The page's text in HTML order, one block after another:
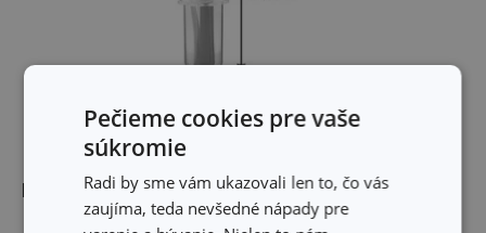
Rozmery
Pečieme cookies pre vaše
súkromie
Radi by sme vám ukazovali len to, čo vás
zaujíma, teda nevšedné nápady pre